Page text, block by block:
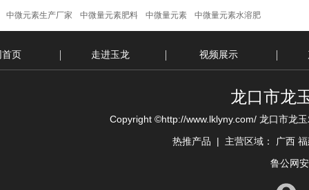
中微元素生产厂家 中微量元素肥料 中微量元素 中微量元素水溶肥
首页 走进玉龙 视频展示
龙口市龙
Copyright ©http://www.lklyny.com/ 龙口市龙
热推产品 | 主营区域： 广西
鲁公网